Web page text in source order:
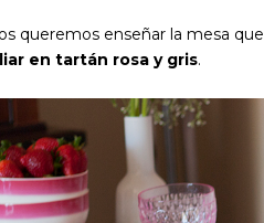
queremos enseñar la mesa
en tartán rosa y gris.